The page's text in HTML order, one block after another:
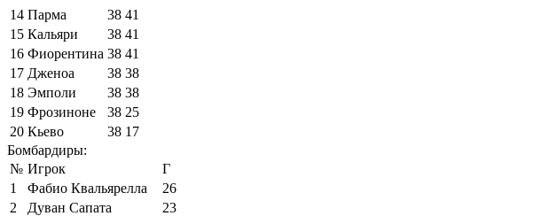
14 Парма 38 41
15 Кальяри 38 41
16 Фиорентина 38 41
17 Дженоа 38 38
18 Эмполи 38 38
19 Фрозиноне 38 25
20 Кьево 38 17
Бомбардиры:
№ Игрок
Г
1
Фабио Квальярелла
26
2
Дуван Сапата
23